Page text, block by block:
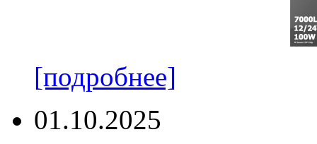
[подробнее]
01.10.2025